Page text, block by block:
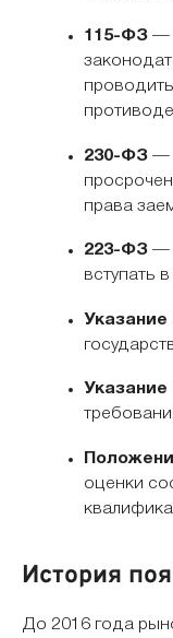
115-ФЗ—
230-ФЗ—
права
223-ФЗ—
вступать в
Указание
Указание
оценки
История
До 2016 года